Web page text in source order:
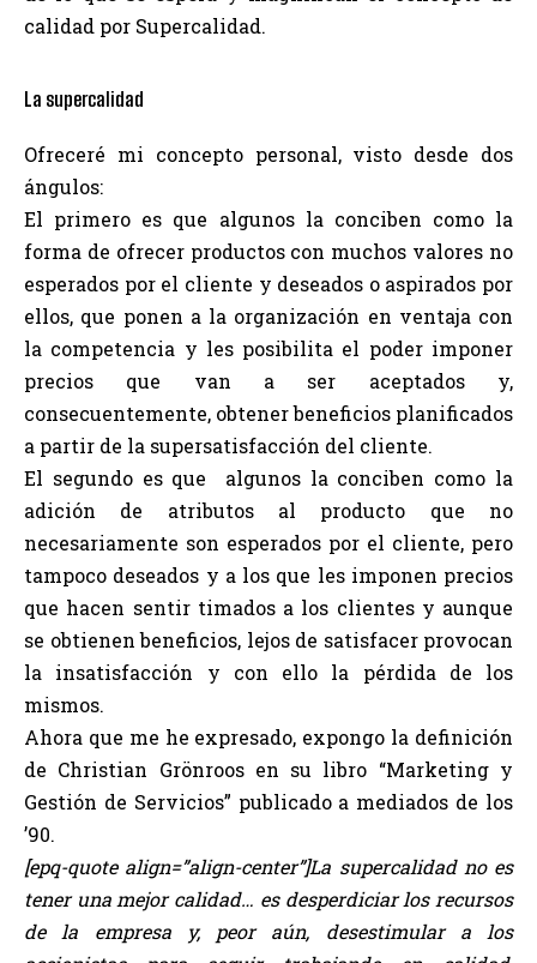
calidad por Supercalidad.
La supercalidad
Ofreceré mi concepto personal, visto desde dos
ángulos:
El primero es que algunos la conciben como la
forma de ofrecer productos con muchos valores no
esperados por el cliente y deseados o aspirados por
ellos, que ponen a la organización en ventaja con
la competencia y les posibilita el poder imponer
precios que van a ser aceptados y,
consecuentemente, obtener beneficios planificados
a partir de la supersatisfacción del cliente.
El segundo es que algunos la conciben como la
adición de atributos al producto que no
necesariamente son esperados por el cliente, pero
tampoco deseados y a los que les imponen precios
que hacen sentir timados a los clientes y aunque
se obtienen beneficios, lejos de satisfacer provocan
la insatisfacción y con ello la pérdida de los
mismos.
Ahora que me he expresado, expongo la definición
de Christian Grönroos en su libro “Marketing y
Gestión de Servicios” publicado a mediados de los
’90.
[epq-quote align=”align-center”]La supercalidad no es
tener una mejor calidad… es desperdiciar los recursos
de la empresa y, peor aún, desestimular a los